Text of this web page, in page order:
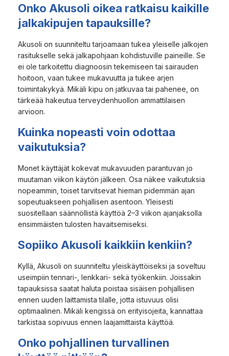
Onko Akusoli oikea ratkaisu kaikille
jalkakipujen tapauksille?
Akusoli on suunniteltu tarjoamaan tukea yleiselle jalkojen
rasitukselle sekä jalkapohjaan kohdistuville paineille. Se
ei ole tarkoitettu diagnoosin tekemiseen tai sairauden
hoitoon, vaan tukee mukavuutta ja tukee arjen
toimintakykyä. Mikäli kipu on jatkuvaa tai pahenee, on
tärkeää hakeutua terveydenhuollon ammattilaisen
arvioon.
Kuinka nopeasti voin odottaa
vaikutuksia?
Monet käyttäjät kokevat mukavuuden parantuvan jo
muutaman viikon käytön jälkeen. Osa näkee vaikutuksia
nopeammin, toiset tarvitsevat hieman pidemmän ajan
sopeutuakseen pohjallisen asentoon. Yleisesti
suositellaan säännöllistä käyttöä 2–3 viikon ajanjaksolla
ensimmäisten tulosten havaitsemiseksi.
Sopiiko Akusoli kaikkiin kenkiin?
Kyllä, Akusoli on suunniteltu yleiskäyttöiseksi ja soveltuu
useimpiin tennari-, lenkkari- sekä työkenkiin. Joissakin
tapauksissa saatat haluta poistaa sisäisen pohjallisen
ennen uuden laittamista tilalle, jotta istuvuus olisi
optimaalinen. Mikäli kengissä on erityisojeita, kannattaa
tarkistaa sopivuus ennen laajamittaista käyttöä.
Onko pohjallinen turvallinen